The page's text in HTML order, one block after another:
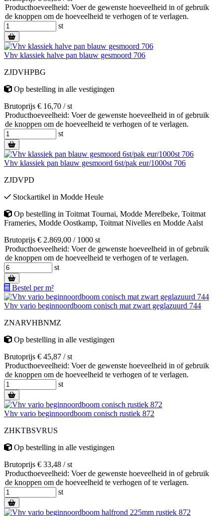
Producthoeveelheid: Voer de gewenste hoeveelheid in of gebruik
de knoppen om de hoeveelheid te verhogen of te verlagen.
st
Vhv klassiek halve pan blauw gesmoord 706
ZJDVHPBG
Op bestelling in alle vestigingen
Brutoprijs € 16,70 / st
Producthoeveelheid: Voer de gewenste hoeveelheid in of gebruik
de knoppen om de hoeveelheid te verhogen of te verlagen.
st
Vhv klassiek pan blauw gesmoord 6st/pak eur/1000st 706
ZJDVPD
Stockartikel in Modde Heule
Op bestelling in Toitmat Tournai, Modde Merelbeke, Toitmat
Frameries, Modde Oostkamp, Toitmat Nivelles en Modde Aalst
Brutoprijs € 2.869,00 / 1000 st
Producthoeveelheid: Voer de gewenste hoeveelheid in of gebruik
de knoppen om de hoeveelheid te verhogen of te verlagen.
st
Bestel per m²
Vhv vario beginnoordboom conisch mat zwart geglazuurd 744
ZNARVHBNMZ
Op bestelling in alle vestigingen
Brutoprijs € 45,87 / st
Producthoeveelheid: Voer de gewenste hoeveelheid in of gebruik
de knoppen om de hoeveelheid te verhogen of te verlagen.
st
Vhv vario beginnoordboom conisch rustiek 872
ZHKTBSVRUS
Op bestelling in alle vestigingen
Brutoprijs € 33,48 / st
Producthoeveelheid: Voer de gewenste hoeveelheid in of gebruik
de knoppen om de hoeveelheid te verhogen of te verlagen.
st